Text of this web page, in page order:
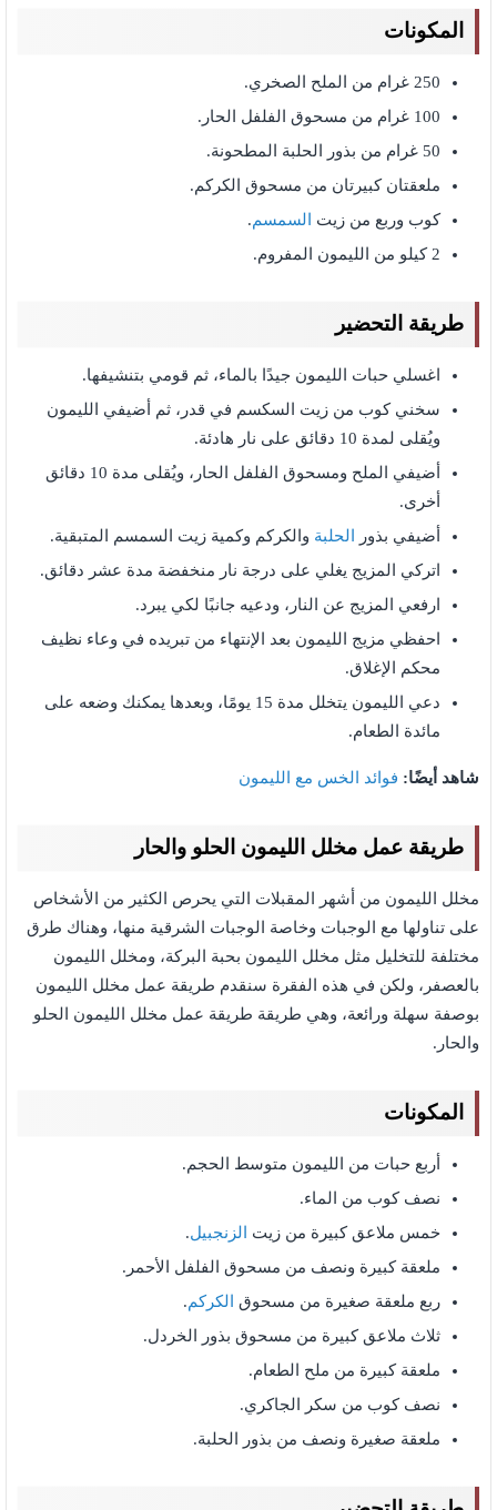
المكونات
250 غرام من الملح الصخري.
100 غرام من مسحوق الفلفل الحار.
50 غرام من بذور الحلبة المطحونة.
ملعقتان كبيرتان من مسحوق الكركم.
كوب وربع من زيت
السمسم.
2 كيلو من الليمون المفروم.
طريقة التحضير
اغسلي حبات الليمون جيدًا بالماء، ثم قومي بتنشيفها.
سخني كوب من زيت السكسم في قدر، ثم أضيفي الليمون
ويُقلى لمدة 10 دقائق على نار هادئة.
أضيفي الملح ومسحوق الفلفل الحار، ويُقلى مدة 10 دقائق
أخرى.
أضيفي بذور
الحلبة والكركم وكمية زيت السمسم المتبقية.
اتركي المزيج يغلي على درجة نار منخفضة مدة عشر دقائق.
ارفعي المزيج عن النار، ودعيه جانبًا لكي يبرد.
احفظي مزيج الليمون بعد الإنتهاء من تبريده في وعاء نظيف
محكم الإغلاق.
دعي الليمون يتخلل مدة 15 يومًا، وبعدها يمكنك وضعه على
مائدة الطعام.
شاهد أيضًا: فوائد الخس مع الليمون
طريقة عمل مخلل الليمون الحلو والحار
مخلل الليمون من أشهر المقبلات التي يحرص الكثير من الأشخاص
على تناولها مع الوجبات وخاصة الوجبات الشرقية منها، وهناك طرق
مختلفة للتخليل مثل مخلل الليمون بحبة البركة، ومخلل الليمون
بالعصفر، ولكن في هذه الفقرة سنقدم طريقة عمل مخلل الليمون
بوصفة سهلة ورائعة، وهي طريقة طريقة عمل مخلل الليمون الحلو
والحار.
المكونات
أربع حبات من الليمون متوسط الحجم.
نصف كوب من الماء.
خمس ملاعق كبيرة من زيت
الزنجبيل.
ملعقة كبيرة ونصف من مسحوق الفلفل الأحمر.
ربع ملعقة صغيرة من مسحوق
الكركم.
ثلاث ملاعق كبيرة من مسحوق بذور الخردل.
ملعقة كبيرة من ملح الطعام.
نصف كوب من سكر الجاكري.
ملعقة صغيرة ونصف من بذور الحلبة.